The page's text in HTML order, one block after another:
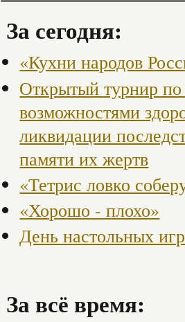
За сегодня:
«Кухни народов
Открытый турнир
возможностями
ликвидации
памяти их жертв
«Тетрис ловко
«Хорошо - плохо»
День настольных игр
За всё время: